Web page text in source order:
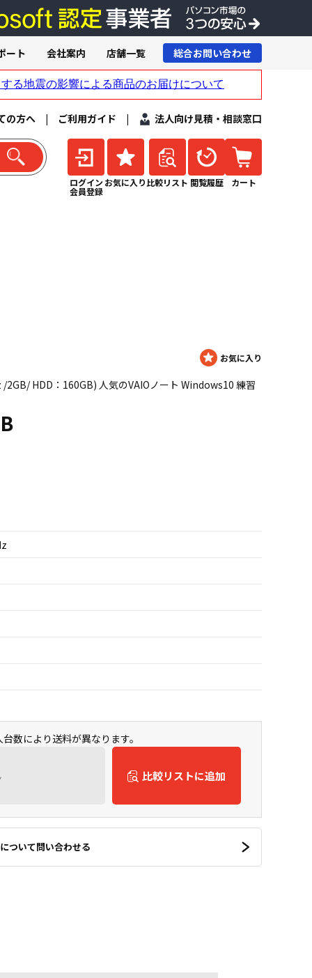
の方へ | ご利用ガイド | 法人向け見積・相談窓口
ログイン
会員登録
お気に入り 比較リスト 閲覧履歴 カート
ート 会社案内 店舗一覧 総合お問い合わせ
2GB/ HDD：160GB) 人気のVAIOノート Windows10 練習
により送料が異なります。
比較リストに追加
ついて問い合わせる